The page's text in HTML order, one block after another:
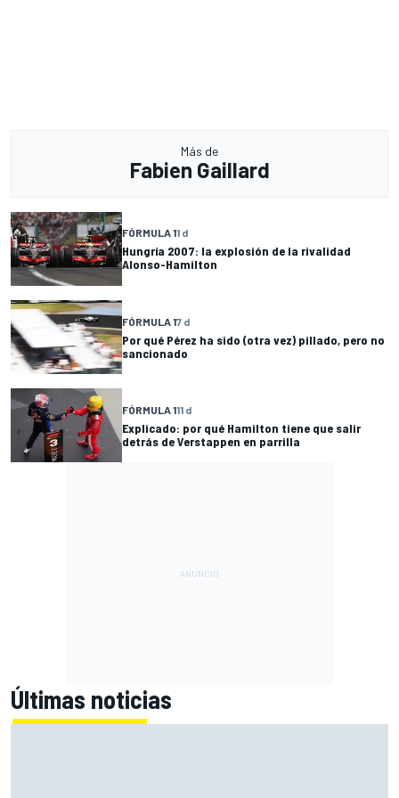
Más de
Fabien Gaillard
FÓRMULA 11 d
Hungría 2007: la explosión de la rivalidad
Alonso-Hamilton
FÓRMULA 17 d
Por qué Pérez ha sido (otra vez) pillado, pero no
sancionado
FÓRMULA 111 d
Explicado: por qué Hamilton tiene que salir
detrás de Verstappen en parrilla
Últimas noticias